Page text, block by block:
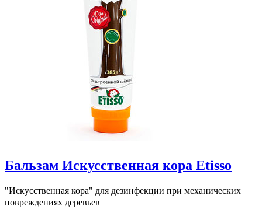
Бальзам Искусственная кора Etisso
"Искусственная кора" для дезинфекции при механических
повреждениях деревьев